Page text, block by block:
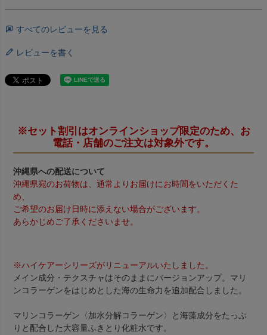
すべてのレビューを見る
レビューを書く
※セット割引はオンラインショップ限定のため、お
電話・店舗のご注文は対象外です。
沖縄県への配送について
沖縄県宛のお荷物は、通常よりお届けにお時間をいただくた
め、
ご希望のお届け日時に添えない場合がございます。
あらかじめご了承くださいませ。
※ハイケアーシリーズがリニューアルいたしました。
メイン成分・テクスチャはそのままにバージョンアップ。マリ
ンコラーゲンをはじめとした海の生命力を追加配合しました。
マリンコラーゲン〈加水分解コラーゲン〉と海藻成分をたっぷ
りと配合した大容量ふきとり化粧水です。